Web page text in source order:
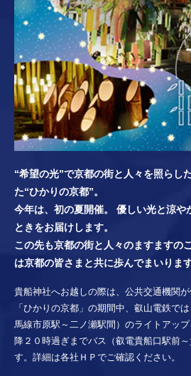
“希望の光”で京都の街と人々を照らし
た“ひかりの京都”。
今年は、初の夏開催。 優しい光と涼や
ときをお届けします。
この先も京都の街と人々のますますの
は京都の皆さまと共に歩んでまいります
貴船神社へお越しの際は、公共交通機関が
「ひかりの京都」の期間中、叡山電鉄で
馬線市原駅～二ノ瀬駅間）のライトアッ
降２０時過ぎまでバス（叡電貴船口駅前
す。詳細は各社ＨＰでご確認ください。